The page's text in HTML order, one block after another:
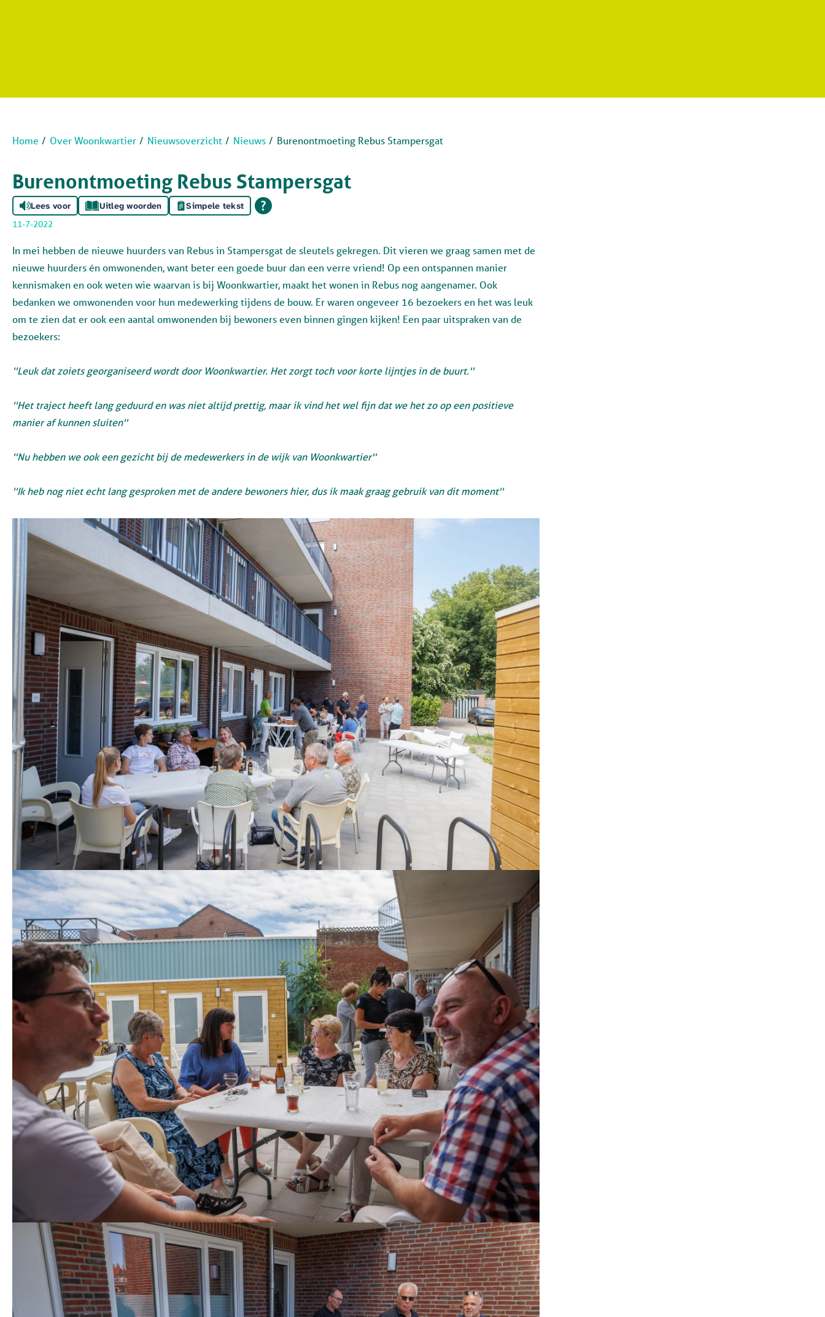
Home Over Woonkwartier Nieuwsoverzicht Nieuws Burenontmoeting Rebus Stampersgat
Burenontmoeting Rebus Stampersgat
Lees voor Uitleg woorden
Simpele tekst
11-7-2022
In mei hebben de nieuwe huurders van Rebus in Stampersgat de sleutels gekregen. Dit vieren we graag samen met de
nieuwe huurders én omwonenden, want beter een goede buur dan een verre vriend! Op een ontspannen manier
kennismaken en ook weten wie waarvan is bij Woonkwartier, maakt het wonen in Rebus nog aangenamer. Ook
bedanken we omwonenden voor hun medewerking tijdens de bouw. Er waren ongeveer 16 bezoekers en het was leuk
om te zien dat er ook een aantal omwonenden bij bewoners even binnen gingen kijken! Een paar uitspraken van de
bezoekers:
''Leuk dat zoiets georganiseerd wordt door Woonkwartier. Het zorgt toch voor korte lijntjes in de buurt.''
''Het traject heeft lang geduurd en was niet altijd prettig, maar ik vind het wel fijn dat we het zo op een positieve
manier af kunnen sluiten''
''Nu hebben we ook een gezicht bij de medewerkers in de wijk van Woonkwartier''
''Ik heb nog niet echt lang gesproken met de andere bewoners hier, dus ik maak graag gebruik van dit moment''